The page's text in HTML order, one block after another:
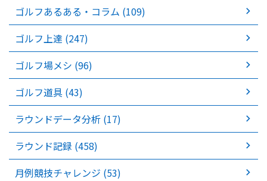
ゴルフあるある・コラム (109)
ゴルフ上達 (247)
ゴルフ場メシ (96)
ゴルフ道具 (43)
ラウンドデータ分析 (17)
ラウンド記録 (458)
月例競技チャレンジ (53)